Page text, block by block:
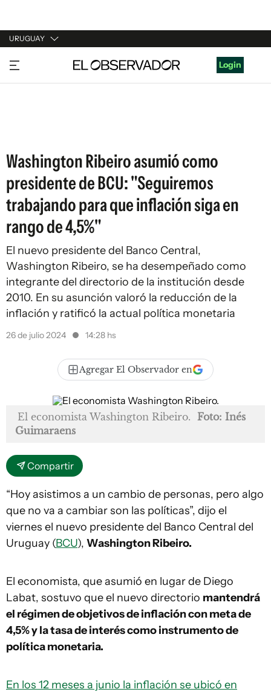
URUGUAY
URUGUAY
ARGENTINA
Login
Washington Ribeiro asumió como
presidente de BCU: "Seguiremos
trabajando para que inflación siga en
rango de 4,5%"
El nuevo presidente del Banco Central,
Washington Ribeiro, se ha desempeñado como
integrante del directorio de la institución desde
2010. En su asunción valoró la reducción de la
inflación y ratificó la actual política monetaria
26 de julio 2024 14:28 hs
Agregar El Observador en
El economista Washington Ribeiro. Foto: Inés
Guimaraens
Compartir
“Hoy asistimos a un cambio de personas, pero algo
que no va a cambiar son las políticas”, dijo el
viernes el nuevo presidente del Banco Central del
Uruguay (BCU), Washington Ribeiro.
El economista, que asumió en lugar de Diego
Labat, sostuvo que el nuevo directorio mantendrá
el régimen de objetivos de inflación con meta de
4,5% y la tasa de interés como instrumento de
política monetaria.
En los 12 meses a junio la inflación se ubicó en